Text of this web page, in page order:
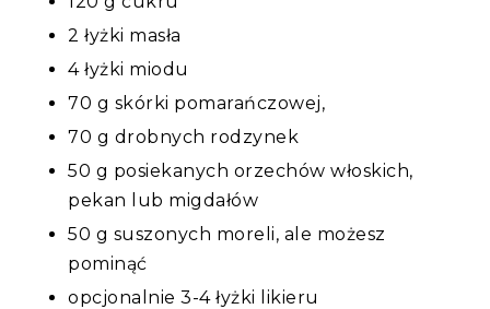
2 łyżki masła
4 łyżki miodu
70 g skórki pomarańczowej,
70 g drobnych rodzynek
50 g posiekanych orzechów włoskich,
pekan lub migdałów
50 g suszonych moreli, ale możesz
pominąć
opcjonalnie 3-4 łyżki likieru